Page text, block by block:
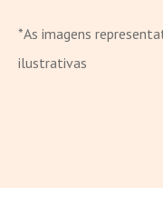
*As imagens
ilustrativas